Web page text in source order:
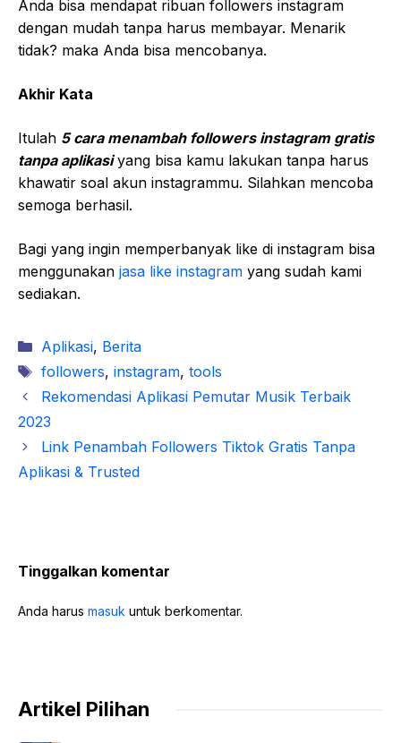
Anda bisa mendapat ribuan followers instagram
dengan mudah tanpa harus membayar. Menarik
tidak? maka Anda bisa mencobanya.
Akhir Kata
Itulah 5 cara menambah followers instagram gratis
tanpa aplikasiyang bisa kamu lakukan tanpa harus
khawatir soal akun instagrammu. Silahkan mencoba
semoga berhasil.
Bagi yang ingin memperbanyak like di instagram bisa
menggunakan jasa like instagram yang sudah kami
sediakan.
Kategori
Aplikasi, Berita
Tag
followers, instagram, tools
Rekomendasi Aplikasi Pemutar Musik Terbaik
2023
Link Penambah Followers Tiktok Gratis Tanpa
Aplikasi & Trusted
Tinggalkan komentar
Anda harus masuk untuk berkomentar.
Artikel Pilihan